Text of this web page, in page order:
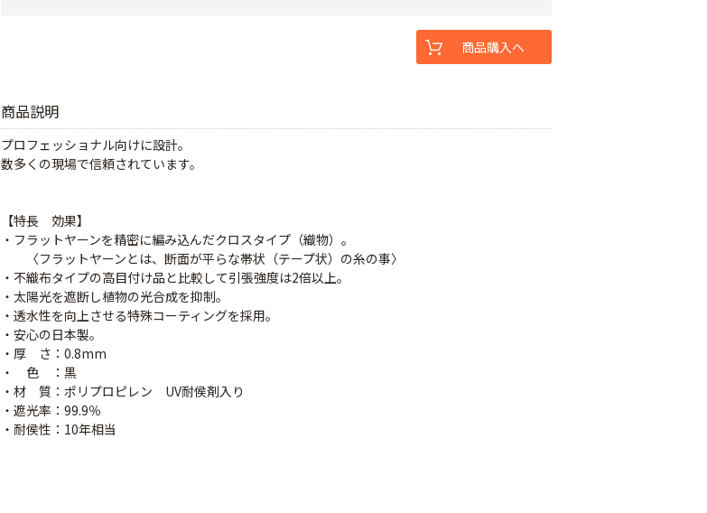
商品説明
プロフェッショナル向けに設計。
数多くの現場で信頼されています。
【特長 効果】
・フラットヤーンを精密に編み込んだクロスタイプ（織物）。
〈フラットヤーンとは、断面が平らな帯状（テープ状）の糸の事〉
・不織布タイプの高目付け品と比較して引張強度は2倍以上。
・太陽光を遮断し植物の光合成を抑制。
・透水性を向上させる特殊コーティングを採用。
・安心の日本製。
・厚 さ：0.8mm
・ 色 ：黒
・材 質：ポリプロピレン UV耐侯剤入り
・遮光率：99.9％
・耐侯性：10年相当
商品購入へ